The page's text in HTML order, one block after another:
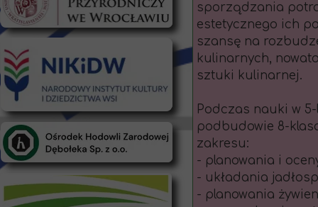
sporządzania
estetycznego ich
szansę na
kulinarnych,
sztuki kulinarnej.
Podczas nauki w
podbudowie 8-
zakresu:
- planowania i
- układania
- planowania